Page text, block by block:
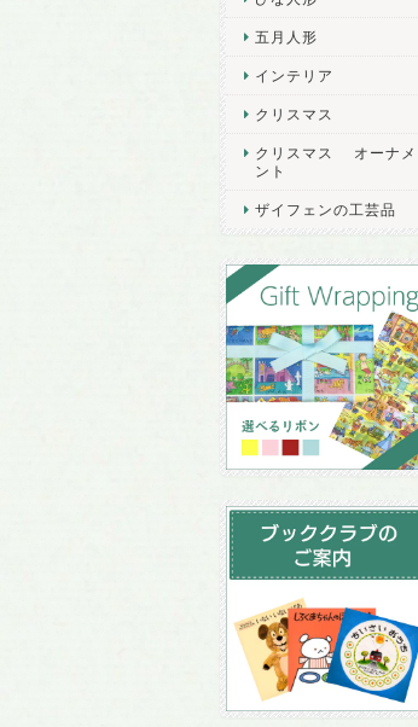
五月人形
インテリア
クリスマス
クリスマス オーナメ
ント
ザイフェンの工芸品